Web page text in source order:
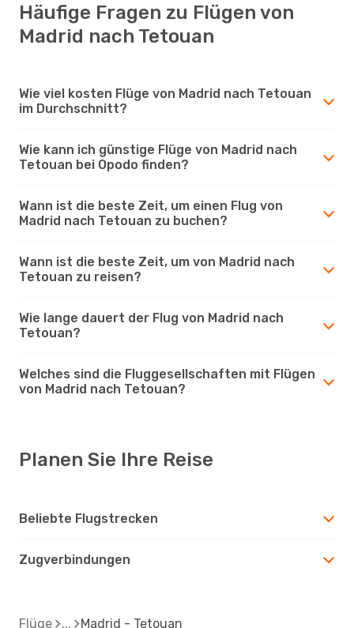
Häufige Fragen zu Flügen von
Madrid nach Tetouan
Wie viel kosten Flüge von Madrid nach Tetouan
im Durchschnitt?
Wie kann ich günstige Flüge von Madrid nach
Tetouan bei Opodo finden?
Wann ist die beste Zeit, um einen Flug von
Madrid nach Tetouan zu buchen?
Wann ist die beste Zeit, um von Madrid nach
Tetouan zu reisen?
Wie lange dauert der Flug von Madrid nach
Tetouan?
Welches sind die Fluggesellschaften mit Flügen
von Madrid nach Tetouan?
Planen Sie Ihre Reise
Beliebte Flugstrecken
Zugverbindungen
Flüge Madrid - Tetouan